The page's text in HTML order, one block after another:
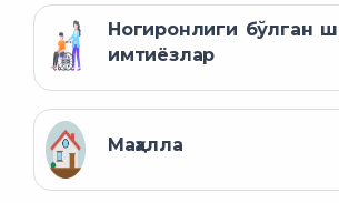
Ногиронлиги бўлган
имтиёзлар
Маҳалла